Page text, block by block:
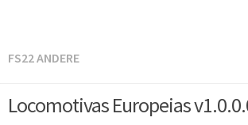
FS22 ANDERE
Locomotivas Europeias